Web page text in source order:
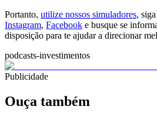
Portanto, utilize nossos simuladores,
Instagram, Facebook e busque se
disposição para te ajudar a direcionar
podcasts-investimentos
Publicidade
Ouça também